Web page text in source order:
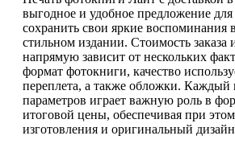
выгодное и удобное предложение для
сохранить свои яркие воспоминания
стильном издании. Стоимость заказа
напрямую зависит от нескольких
формат фотокниги, качество
переплета, а также обложки. Каждый
параметров играет важную роль в
итоговой цены, обеспечивая при
изготовления и оригинальный